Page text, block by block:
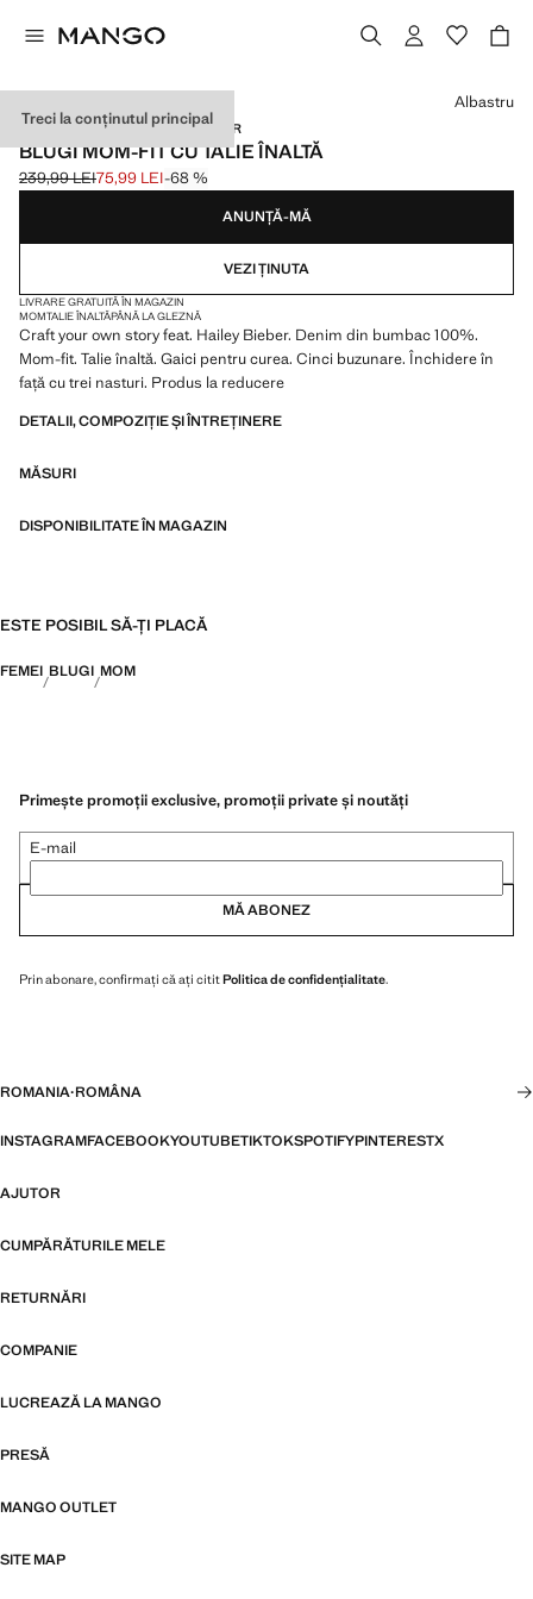
Treci la conținutul principal
MANGO STARRING HAILEY BIEBER
BLUGI MOM-FIT CU TALIE ÎNALTĂ
Preț inițial tăiat [239,99 LEI ]
239,99 LEI
Preț actual [75,99 LEI ]
75,99 LEI-68 %
Selectează o culoare
Albastru
ANUNȚĂ-MĂ
VEZI ȚINUTA
LIVRARE GRATUITĂ ÎN MAGAZIN
MOMTALIE ÎNALTĂPÂNĂ LA GLEZNĂ
Craft your own story feat. Hailey Bieber. Denim din bumbac 100%.
Mom-fit. Talie înaltă. Gaici pentru curea. Cinci buzunare. Închidere în
față cu trei nasturi. Produs la reducere
DETALII, COMPOZIȚIE ȘI ÎNTREȚINERE
MĂSURI
DISPONIBILITATE ÎN MAGAZIN
ESTE POSIBIL SĂ-ȚI PLACĂ
FEMEI BLUGI MOM
Primește promoții exclusive, promoții private și noutăți
E-mail
MĂ ABONEZ
Prin abonare, confirmați că ați cititPolitica de confidențialitate.
ROMANIA·ROMÂNA
INSTAGRAMFACEBOOKYOUTUBETIKTOKSPOTIFYPINTERESTX
AJUTOR
CUMPĂRĂTURILE MELE
RETURNĂRI
COMPANIE
LUCREAZĂ LA MANGO
PRESĂ
MANGO OUTLET
SITE MAP